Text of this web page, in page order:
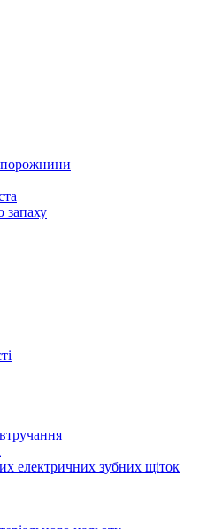
порожнини
запаху
електричних зубних щіток